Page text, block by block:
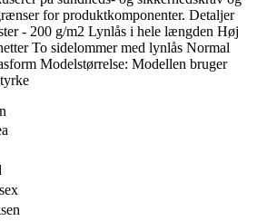
for produktkomponenter. Detaljer
- 200 g/m2 Lynlås i hele længden Høj
To sidelommer med lynlås Normal
Modelstørrelse: Modellen bruger